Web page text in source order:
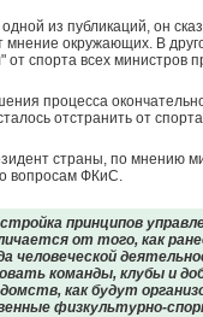
из публикаций, он
мнение окружающих. В
от спорта всех министров
процесса
отстранить от
страны, по мнению
вопросам ФКиС.
принципов
от того, как
человеческой
команды, клубы и
как будут
физкультурно-